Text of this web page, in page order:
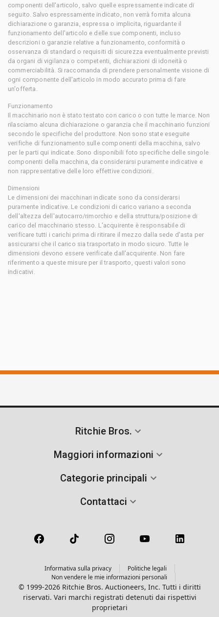
componenti dell'articolo, salvo quelle espressamente indicate di
seguito. Salvo espressamente indicato, non verrà fornita alcuna
dichiarazione o garanzia, espressa o implicita, riguardante il
funzionamento dell'articolo e delle sue componenti, incluso
descrizioni o garanzie relative a funzionamento, conformità o
osservanza di standard o requisiti di sicurezza eventualmente previsti
da organi di vigilanza o competenti, dichiarazioni di idoneità o
commerciabilità. Si raccomanda di prendere personalmente visione di
ogni componente dell'articolo in modo accurato prima di fare
un'offerta.
Funzionamento
Il macchinario non è stato testato con carico o con tutte le marce. Non
rilasciamo alcuna dichiarazione o garanzia che il macchinario funzioni
secondo le specifiche del produttore. Non sono state eseguite
verifiche di funzionamento sulle componenti della macchina, salvo
per le parti qui indicate. Sono disponibili foto specifiche delle singole
componenti della macchina, da considerarsi puramente indicative e
non rappresentative delle loro effettive condizioni.
Dimensioni
Le dimensioni dei macchinari indicate sono da considerarsi
puramente indicative. Le condizioni di carico variano a seconda
dell'altezza dell'autocarro/rimorchio e della struttura/posizione di
carico del macchinario stesso. L'acquirente è responsabile di
verificare tutti i carichi prima di ritirare il mezzo dalla sede d'asta per
assicurarsi che il carico sia trasportato in modo sicuro. Tutte le
dimensioni devono essere verificate dall'acquirente. Non fare
riferimento a queste misure per il trasporto, questi valori sono
indicativi.
Ritchie Bros.
Maggiori informazioni
Categorie principali
Contattaci
Informativa sulla privacy
Politiche legali
Non vendere le mie informazioni personali
© 1999-2026 Ritchie Bros. Auctioneers, Inc. Tutti i diritti
riservati. Vari marchi registrati detenuti dai rispettivi
proprietari